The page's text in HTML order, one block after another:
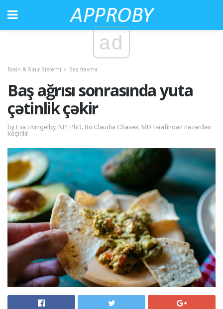
ad
Brain & Sinir Sistemi Baş travma
Baş ağrısı sonrasında yuta
çətinlik çəkir
by Eva Hvingelby, NP, PhD; Bu Claudia Chaves, MD tərəfindən nəzərdən
keçirilir